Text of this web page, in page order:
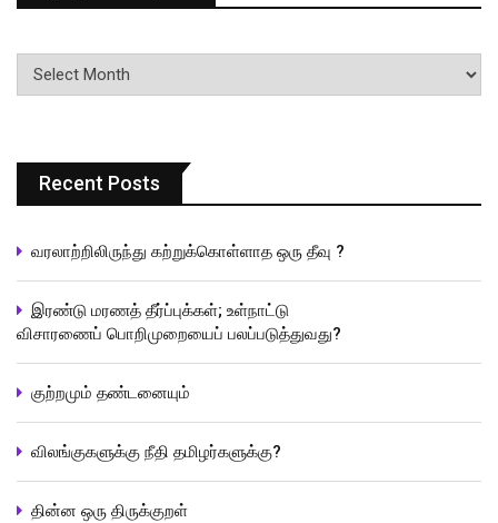
பதிவுகளின்
வரிசை
Recent Posts
வரலாற்றிலிருந்து கற்றுக்கொள்ளாத ஒரு தீவு ?
இரண்டு மரணத் தீர்ப்புக்கள்; உள்நாட்டு
விசாரணைப் பொறிமுறையைப் பலப்படுத்துவது?
குற்றமும் தண்டனையும்
விலங்குகளுக்கு நீதி தமிழர்களுக்கு?
தின்ன ஒரு திருக்குறள்